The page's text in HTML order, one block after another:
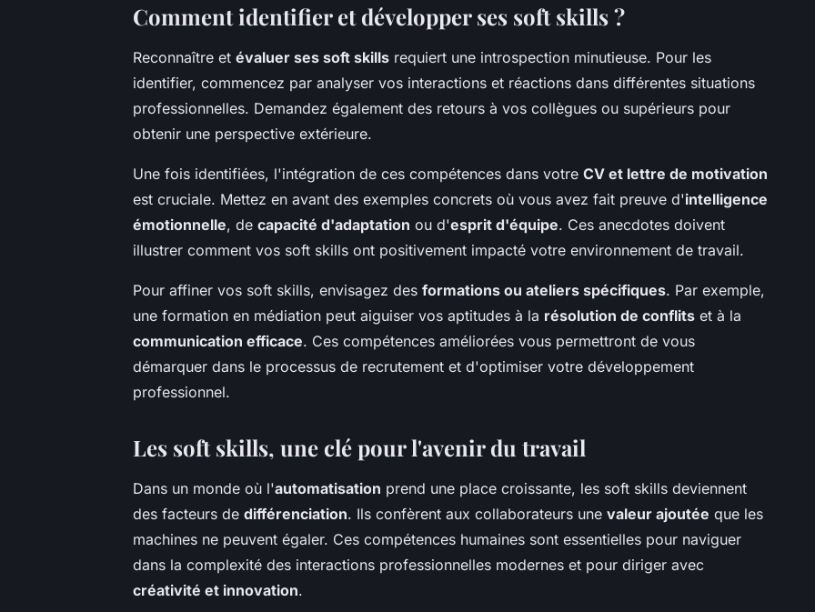
Comment identifier et développer ses soft skills ?
Reconnaître et évaluer ses soft skills requiert une introspection minutieuse. Pour les
identifier, commencez par analyser vos interactions et réactions dans différentes situations
professionnelles. Demandez également des retours à vos collègues ou supérieurs pour
obtenir une perspective extérieure.
Une fois identifiées, l'intégration de ces compétences dans votre CV et lettre de motivation
est cruciale. Mettez en avant des exemples concrets où vous avez fait preuve d'intelligence
émotionnelle, de capacité d'adaptation ou d'esprit d'équipe. Ces anecdotes doivent
illustrer comment vos soft skills ont positivement impacté votre environnement de travail.
Pour affiner vos soft skills, envisagez des formations ou ateliers spécifiques. Par exemple,
une formation en médiation peut aiguiser vos aptitudes à la résolution de conflits et à la
communication efficace. Ces compétences améliorées vous permettront de vous
démarquer dans le processus de recrutement et d'optimiser votre développement
professionnel.
Les soft skills, une clé pour l'avenir du travail
Dans un monde où l'automatisation prend une place croissante, les soft skills deviennent
des facteurs de différenciation. Ils confèrent aux collaborateurs une valeur ajoutée que les
machines ne peuvent égaler. Ces compétences humaines sont essentielles pour naviguer
dans la complexité des interactions professionnelles modernes et pour diriger avec
créativité et innovation.